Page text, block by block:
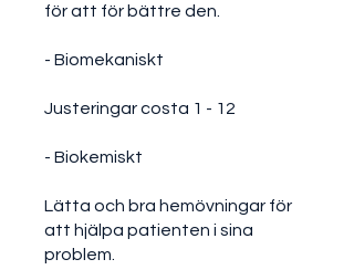
för att för bättre den.
- Biomekaniskt
Justeringar costa 1 - 12
- Biokemiskt
Lätta och bra hemövningar för
att hjälpa patienten i sina
problem.